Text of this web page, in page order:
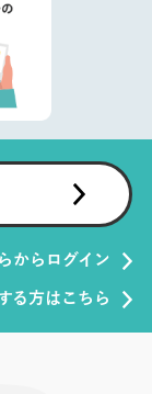
からログイン
る方はこちら